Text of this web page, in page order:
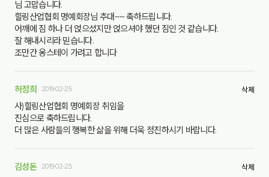
님 고맙습니다.
힐링산업협회 명예회장님 추대~~ 축하드립니다.
어깨에 짐 하나 더 얹으셨지만 얹으셔야 했던 짐인 것 같습니다.
잘 해내시리라 믿습니다.
조만간 옹스테이 가려고 합니다
허정희 2019-02-25 삭제
사)힐링산업협회 명예회장 취임을
진심으로 축하드립니다.
더 많은 사람들의 행복한 삶을 위해 더욱 정진하시기 바랍니다.
김성돈 2019-02-25 삭제